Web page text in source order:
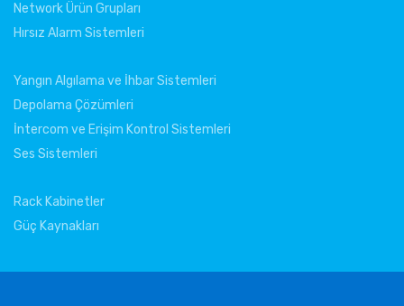
Network Ürün Grupları
Hırsız Alarm Sistemleri
Yangın Algılama ve İhbar Sistemleri
Depolama Çözümleri
İntercom ve Erişim Kontrol Sistemleri
Ses Sistemleri
Rack Kabinetler
Güç Kaynakları